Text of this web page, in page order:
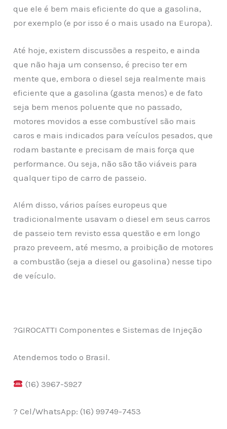
que ele é bem mais eficiente do que a gasolina,
por exemplo (e por isso é o mais usado na Europa).
Até hoje, existem discussões a respeito, e ainda
que não haja um consenso, é preciso ter em
mente que, embora o diesel seja realmente mais
eficiente que a gasolina (gasta menos) e de fato
seja bem menos poluente que no passado,
motores movidos a esse combustível são mais
caros e mais indicados para veículos pesados, que
rodam bastante e precisam de mais força que
performance. Ou seja, não são tão viáveis para
qualquer tipo de carro de passeio.
Além disso, vários países europeus que
tradicionalmente usavam o diesel em seus carros
de passeio tem revisto essa questão e em longo
prazo preveem, até mesmo, a proibição de motores
a combustão (seja a diesel ou gasolina) nesse tipo
de veículo.
?GIROCATTI Componentes e Sistemas de Injeção
Atendemos todo o Brasil.
(16) 3967-5927
? Cel/WhatsApp: (16) 99749-7453